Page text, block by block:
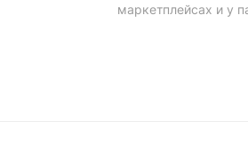
маркетплейсах и у